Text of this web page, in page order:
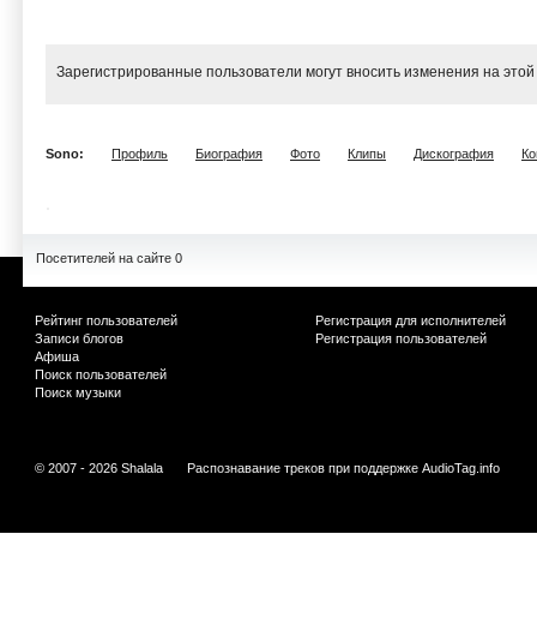
Зарегистрированные пользователи могут вносить изменения на
Sono: Профиль Биография Фото Клипы Дискография
Посетителей на сайте 0
Рейтинг пользователей
Записи блогов
Афиша
Поиск пользователей
Поиск музыки
Регистрация для исполнителей
Регистрация пользователей
© 2007 - 2026 Shalala Распознавание треков при поддержке AudioTag.info